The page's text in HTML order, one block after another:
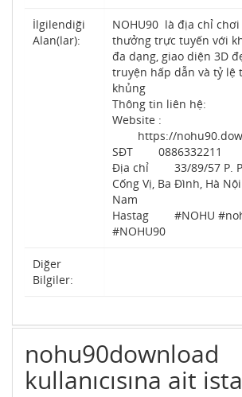
İlgilendiği
Alan(lar):
NOHU90 là địa chỉ chơi
thưởng trực tuyến với
đa dạng, giao diện 3D
truyện hấp dẫn và tỷ lệ
khủng
Thông tin liên hệ:
Website :
https://
SĐT 0886332211
Địa chỉ 33/89/57 P.
Cống Vị, Ba Đình, Hà
Nam
Hastag #NOHU
#NOHU90
Diğer
Bilgiler:
nohu90download
kullanıcısına ait